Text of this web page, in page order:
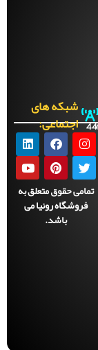
شبکه های
حقوق متعلق به
رونیا می